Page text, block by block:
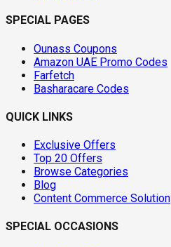
SPECIAL PAGES
Ounass Coupons
Amazon UAE Promo Codes
Farfetch
Basharacare Codes
QUICK LINKS
Exclusive Offers
Top 20 Offers
Browse Categories
Blog
Content Commerce Solution
SPECIAL OCCASIONS